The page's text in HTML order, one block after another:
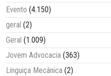
Evento (4.150)
geral (2)
Geral (1.009)
Jovem Advocacia (363)
Linguiça Mecânica (2)